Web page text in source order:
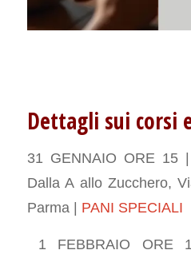
Dettagli sui corsi
31 GENNAIO ORE 15 |
Dalla A allo Zucchero,
Parma | PANI SPECIALI
1 FEBBRAIO ORE